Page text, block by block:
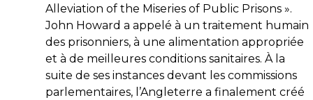
Alleviation of the Miseries of Public Prisons ».
John Howard a appelé à un traitement humain
des prisonniers, à une alimentation appropriée
et à de meilleures conditions sanitaires. À la
suite de ses instances devant les commissions
parlementaires, l’Angleterre a finalement créé